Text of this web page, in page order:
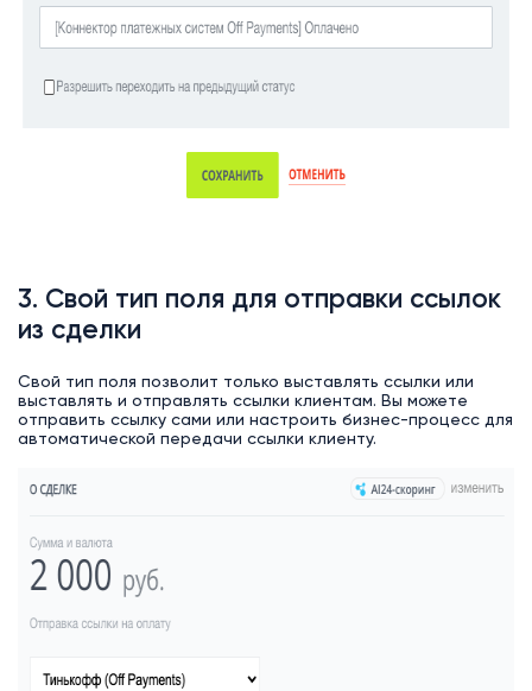
3. Свой тип поля для отправки ссылок
из сделки
Свой тип поля позволит только выставлять ссылки или
выставлять и отправлять ссылки клиентам. Вы можете
отправить ссылку сами или настроить бизнес-процесс для
автоматической передачи ссылки клиенту.